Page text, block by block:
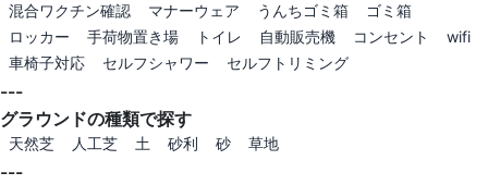
混合ワクチン確認
マナーウェア うんちゴミ箱
ゴミ箱
ロッカー
手荷物置き場 トイレ 自動販売機 コンセント
wifi
車椅子対応
セルフシャワー セルフトリミング
---
グラウンドの種類で探す
天然芝 人工芝 土 砂利 砂 草地
---